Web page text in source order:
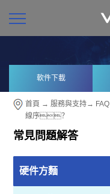
軟件下載
首頁 →服務與支持→ FAQ
線序？
常見問題解答
硬件方麵